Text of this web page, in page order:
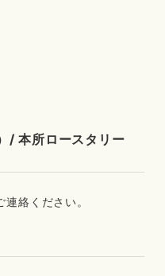
本所ロースタリー